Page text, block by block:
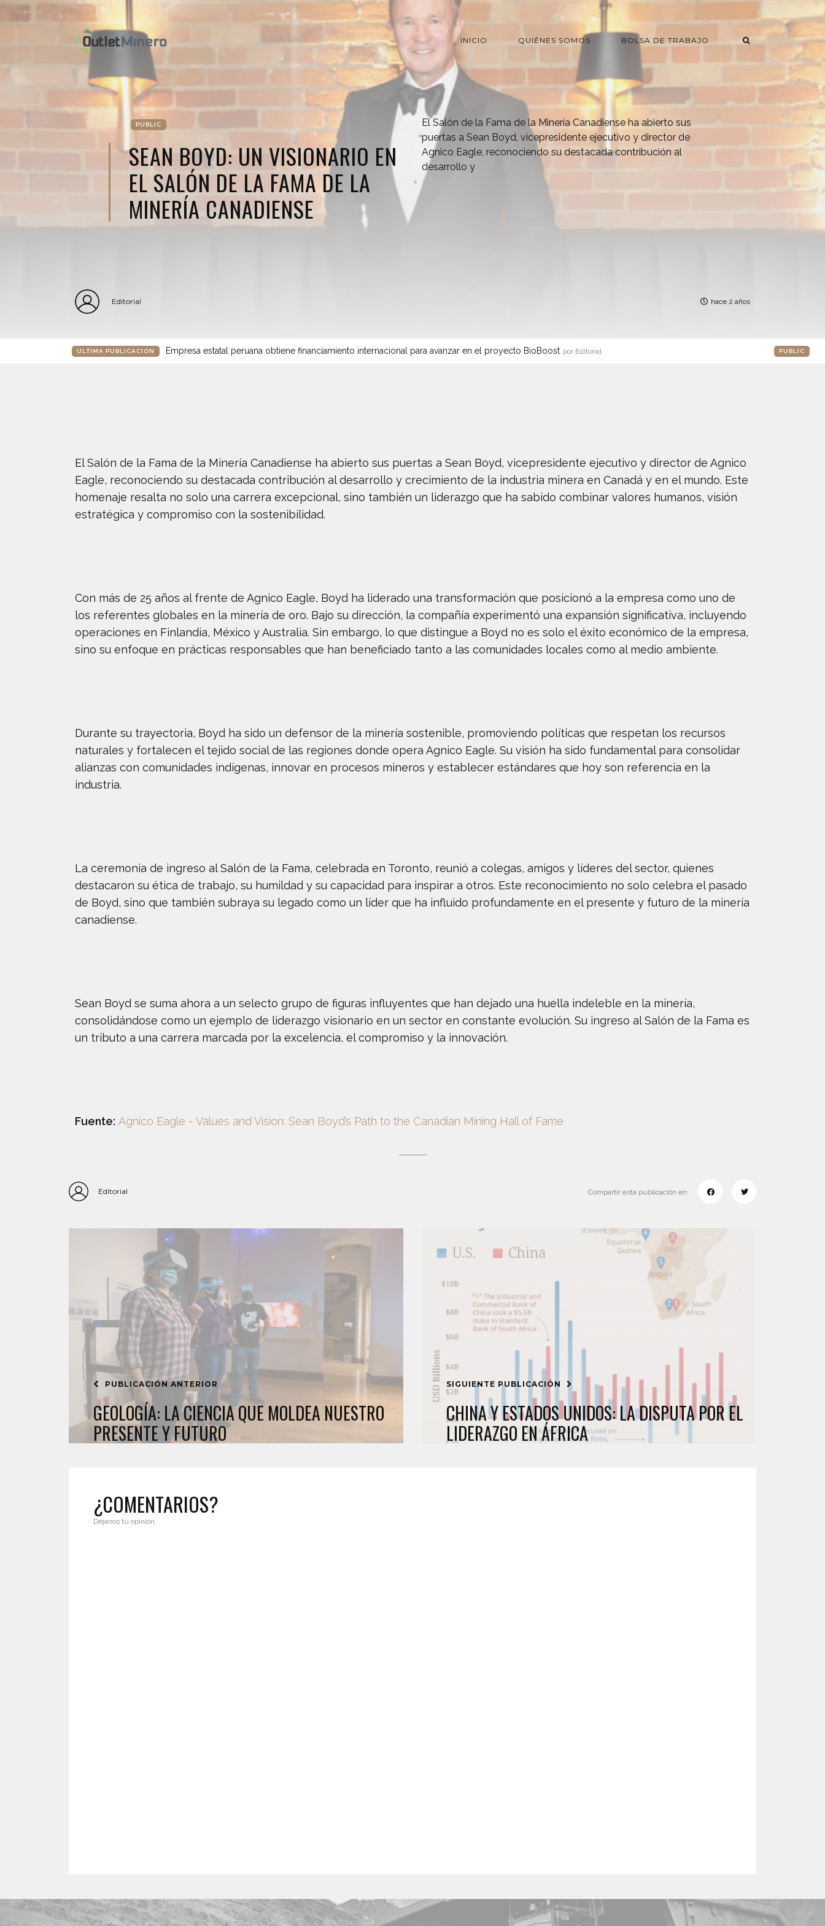
INICIO QUIÉNES SOMOS BOLSA DE TRABAJO
PUBLIC
SEAN BOYD: UN VISIONARIO EN
EL SALÓN DE LA FAMA DE LA
MINERÍA CANADIENSE
El Salón de la Fama de la Minería Canadiense ha abierto sus
puertas a Sean Boyd, vicepresidente ejecutivo y director de
Agnico Eagle, reconociendo su destacada contribución al
desarrollo y
Editorial hace 2 años
ÚLTIMA PUBLICACIÓN Empresa estatal peruana obtiene financiamiento internacional para avanzar en el proyecto BioBoost por Editorial PUBLIC
El Salón de la Fama de la Minería Canadiense ha abierto sus puertas a Sean Boyd, vicepresidente ejecutivo y director de Agnico
Eagle, reconociendo su destacada contribución al desarrollo y crecimiento de la industria minera en Canadá y en el mundo. Este
homenaje resalta no solo una carrera excepcional, sino también un liderazgo que ha sabido combinar valores humanos, visión
estratégica y compromiso con la sostenibilidad.
Con más de 25 años al frente de Agnico Eagle, Boyd ha liderado una transformación que posicionó a la empresa como uno de
los referentes globales en la minería de oro. Bajo su dirección, la compañía experimentó una expansión significativa, incluyendo
operaciones en Finlandia, México y Australia. Sin embargo, lo que distingue a Boyd no es solo el éxito económico de la empresa,
sino su enfoque en prácticas responsables que han beneficiado tanto a las comunidades locales como al medio ambiente.
Durante su trayectoria, Boyd ha sido un defensor de la minería sostenible, promoviendo políticas que respetan los recursos
naturales y fortalecen el tejido social de las regiones donde opera Agnico Eagle. Su visión ha sido fundamental para consolidar
alianzas con comunidades indígenas, innovar en procesos mineros y establecer estándares que hoy son referencia en la
industria.
La ceremonia de ingreso al Salón de la Fama, celebrada en Toronto, reunió a colegas, amigos y líderes del sector, quienes
destacaron su ética de trabajo, su humildad y su capacidad para inspirar a otros. Este reconocimiento no solo celebra el pasado
de Boyd, sino que también subraya su legado como un líder que ha influido profundamente en el presente y futuro de la minería
canadiense.
Sean Boyd se suma ahora a un selecto grupo de figuras influyentes que han dejado una huella indeleble en la minería,
consolidándose como un ejemplo de liderazgo visionario en un sector en constante evolución. Su ingreso al Salón de la Fama es
un tributo a una carrera marcada por la excelencia, el compromiso y la innovación.
Fuente: Agnico Eagle - Values and Vision: Sean Boyd’s Path to the Canadian Mining Hall of Fame
Editorial Compartir esta publicación en:
PUBLICACIÓN ANTERIOR
GEOLOGÍA: LA CIENCIA QUE MOLDEA NUESTRO
PRESENTE Y FUTURO
SIGUIENTE PUBLICACIÓN
CHINA Y ESTADOS UNIDOS: LA DISPUTA POR EL
LIDERAZGO EN ÁFRICA
¿COMENTARIOS?
Déjanos tu opinión.